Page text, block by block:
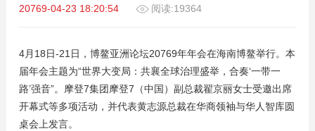
20769-04-23 18:20:54 阅读:19364
4月18日-21日，博鳌亚洲论坛20769年年会在海南博鳌举行。本
届年会主题为“世界大变局：共襄全球治理盛举，合奏‘一带一
路’强音”。摩登7集团摩登7（中国）副总裁翟京丽女士受邀出席
开幕式等多项活动，并代表黄志源总裁在华商领袖与华人智库圆
桌会上发言。